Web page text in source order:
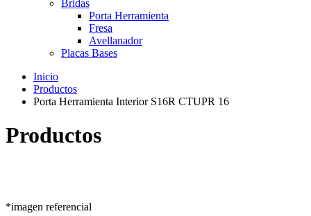
Bridas
Porta Herramienta
Fresa
Avellanador
Placas Bases
Inicio
Productos
Porta Herramienta Interior S16R CTUPR 16
Productos
*imagen referencial